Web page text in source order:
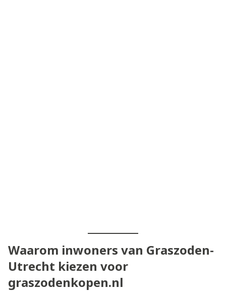
Waarom inwoners van Graszoden-
Utrecht kiezen voor
graszodenkopen.nl